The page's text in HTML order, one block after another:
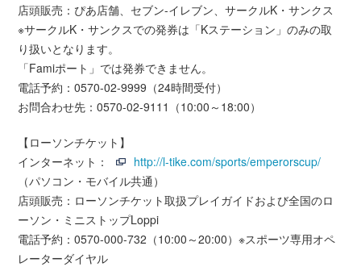
店頭販売：ぴあ店舗、セブン-イレブン、サークルK・サンクス
※サークルK・サンクスでの発券は「Kステーション」のみの取
り扱いとなります。
「Famiポート」では発券できません。
電話予約：0570-02-9999（24時間受付）
お問合わせ先：0570-02-9111（10:00～18:00）
【ローソンチケット】
インターネット：
http://l-tike.com/sports/emperorscup/
（パソコン・モバイル共通）
店頭販売：ローソンチケット取扱プレイガイドおよび全国のロ
ーソン・ミニストップLoppi
電話予約：0570-000-732（10:00～20:00）※スポーツ専用オペ
レーターダイヤル